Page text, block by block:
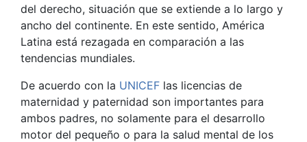
del derecho, situación que se extiende a lo largo y
ancho del continente. En este sentido, América
Latina está rezagada en comparación a las
tendencias mundiales.
De acuerdo con la UNICEF las licencias de
maternidad y paternidad son importantes para
ambos padres, no solamente para el desarrollo
motor del pequeño o para la salud mental de los